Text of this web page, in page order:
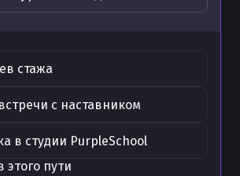
стажа
с наставником
в студии PurpleSchool
этого пути